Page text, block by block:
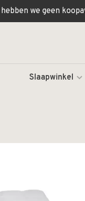
we geen
Slaapwinkel